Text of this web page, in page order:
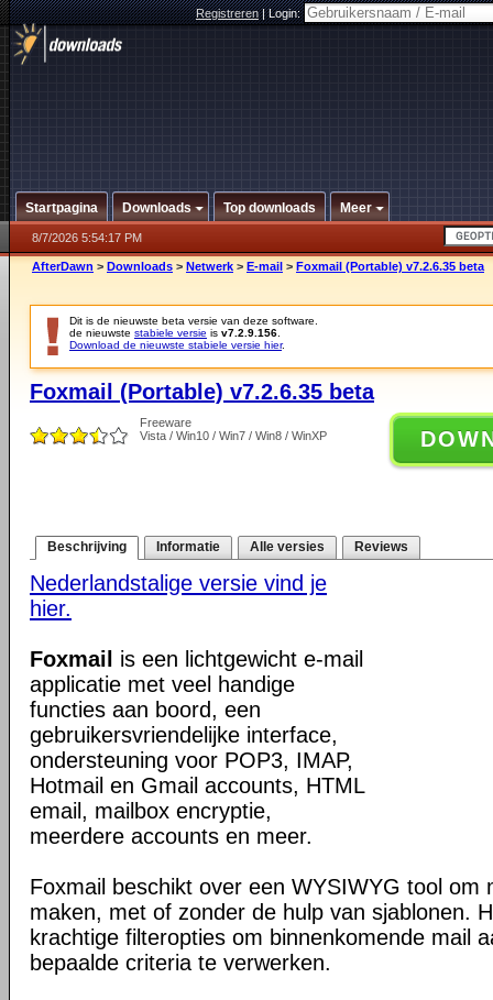
Registreren|Login:
Startpagina Downloads Top downloads Meer
8/7/2026 5:54:17 PM
AfterDawn > Downloads > Netwerk > E-mail > Foxmail (Portable) v7.2.6.35 beta
Dit is de nieuwste beta versie van deze software.
de nieuwste stabiele versie is v7.2.9.156
Download de nieuwste stabiele versie hier.
Foxmail (Portable) v7.2.6.35 beta
Freeware
Vista / Win10 / Win7 / Win8 / WinXP
Beschrijving Informatie Alle versies Reviews
Nederlandstalige versie vind je
hier.
Foxmail
is een lichtgewicht e-mail
applicatie met veel handige
functies aan boord, een
gebruikersvriendelijke interface,
ondersteuning voor POP3, IMAP,
Hotmail en Gmail accounts, HTML
email, mailbox encryptie,
meerdere accounts en meer.
Foxmail beschikt over een WYSIWYG tool om
maken, met of zonder de hulp van sjablonen.
krachtige filteropties om binnenkomende mail
bepaalde criteria te verwerken.